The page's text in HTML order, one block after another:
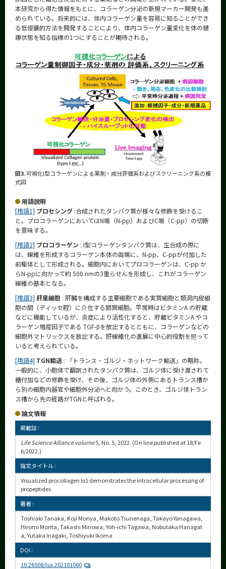
本研究から得た情報をもとに、コラーゲン分泌の新規マーカー開発も進
められている。将来的には、体内コラーゲン量を容易に知ることができ
る低侵襲的方法を開発することにより、体内コラーゲン量変化を体の健
康状態を知る指標の1つにすることが期待される。
図3.可視化I型コラーゲンによる薬剤・成分評価系およびスクリーニング系の模
式図
用語説明
[用語1] プロセシング :合成されたタンパク質が様々な修飾を受けるこ
と。プロコラーゲンにおいてはN端（N-pp）およびC端（C-pp）の切断
を意味する。
[用語2] プロコラーゲン : I型コラーゲンタンパク質は、生合成の際に
は、線維を形成するコラーゲン本体の両端に、N-pp、C-ppが付加した
前駆体として形成される。細胞内においてプロコラーゲンは、C-pp か
らN-ppに向かって約 500 nmの3重らせんを形成し、これがコラーゲン
線維の基本となる。
[用語3] 肝星細胞 : 肝臓を構成する主要細胞である実質細胞と類洞内皮細
胞の間（ディッセ腔）に介在する間質細胞。平常時はビタミンA の貯蔵
などに機能しているが、炎症により活性化すると、貯蔵ビタミンA やコ
ラーゲン増産因子である TGF-βを放出するとともに、コラーゲンなどの
細胞外マトリックスを放出する。肝線維化の進展に中心的役割を担って
いると考えられている。
[用語4] TGN輸送 : 「トランス・ゴルジ・ネットワーク輸送」の略称。
一般的に、小胞体で翻訳されたタンパク質は、ゴルジ体に受け渡されて
糖付加などの修飾を受け、その後、ゴルジ体の外側にあるトランス槽か
ら別の細胞内器官や細胞外分泌へと向かう。このとき、ゴルジ体トラン
ス槽から先の経路がTGNと呼ばれる。
論文情報
掲載誌 :
Life Science Alliance volume5, No. 5, 2022. (On line published at 18/Fe
b/2022.)
論文タイトル :
Visualized procollagen Iα1 demonstrates the intracellular processing of
propeptides
著者 :
Toshiaki Tanaka, Koji Moriya, Makoto Tsunenaga, Takayo Yanagawa,
Hiromi Morita, Takashi Minowa, Yoh-ichi Tagawa, Nobutaka Hanagat
a, Yutaka Inagaki, Toshiyuki Ikoma
DOI :
10.26508/lsa.202101060